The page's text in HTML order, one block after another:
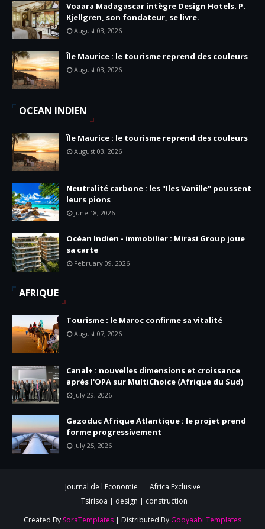
Voaara Madagascar intègre Design Hotels. P.
Kjellgren, son fondateur, se livre.
August 03, 2026
Île Maurice : le tourisme reprend des couleurs
August 03, 2026
OCEAN INDIEN
Île Maurice : le tourisme reprend des couleurs
August 03, 2026
Neutralité carbone : les "Iles Vanille" poussent
leurs pions
June 18, 2026
Océan Indien - immobilier : Mirasi Group joue
sa carte
February 09, 2026
AFRIQUE
Tourisme : le Maroc confirme sa vitalité
August 07, 2026
Canal+ : nouvelles dimensions et croissance
après l'OPA sur MultiChoice (Afrique du Sud)
July 29, 2026
Gazoduc Afrique Atlantique : le projet prend
forme progressivement
July 25, 2026
Journal de l'Economie
Africa Exclusive
Tsirisoa | design | construction
Created By SoraTemplates | Distributed By Gooyaabi Templates